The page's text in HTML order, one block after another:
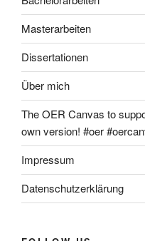
Masterarbeiten
Dissertationen
Über mich
The OER Canvas to
own version! #oer
Impressum
Datenschutzerklärung